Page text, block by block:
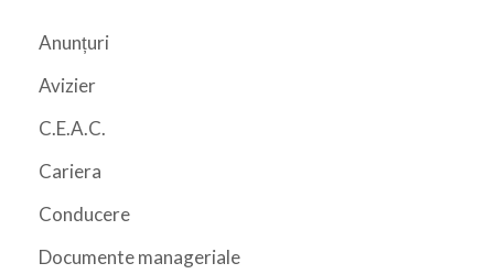
Anunțuri
Avizier
C.E.A.C.
Cariera
Conducere
Documente manageriale